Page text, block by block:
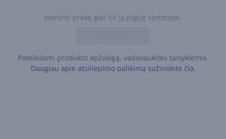
Įvertinti prekę gali tik ją įsigiję vartotojai.
Pateikdami produkto apžvalgą, vadovaukitės taisyklėmis.
Daugiau apie atsiliepimo palikimą sužinokite čia.